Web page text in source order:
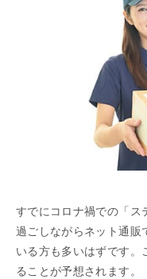
すでにコロナ禍での「ス
過ごしながらネット通販
いる方も多いはずです。
ることが予想されます。